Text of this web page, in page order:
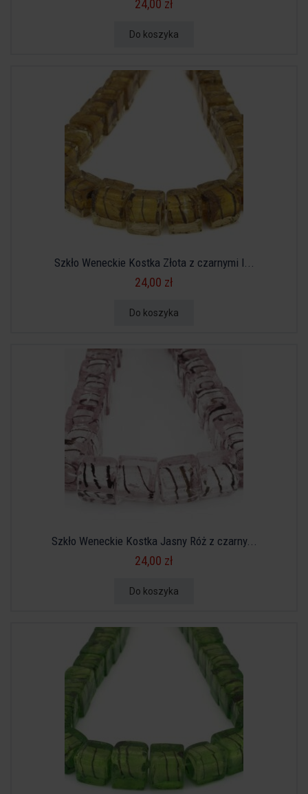
24,00 zł
Do koszyka
Szkło Weneckie Kostka Złota z czarnymi l...
24,00 zł
Do koszyka
Szkło Weneckie Kostka Jasny Róż z czarny...
24,00 zł
Do koszyka